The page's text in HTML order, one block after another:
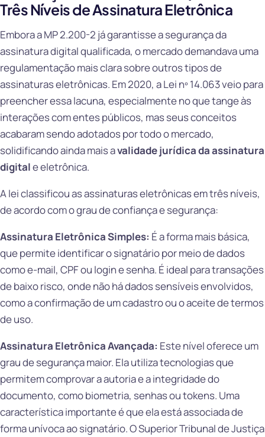
Três Níveis de Assinatura Eletrônica
Embora a MP 2.200-2 já garantisse a segurança da
assinatura digital qualificada, o mercado demandava uma
regulamentação mais clara sobre outros tipos de
assinaturas eletrônicas. Em 2020, a Lei nº 14.063 veio para
preencher essa lacuna, especialmente no que tange às
interações com entes públicos, mas seus conceitos
acabaram sendo adotados por todo o mercado,
solidificando ainda mais avalidade jurídica da assinatura
digitale eletrônica.
A lei classificou as assinaturas eletrônicas em três níveis,
de acordo com o grau de confiança e segurança:
Assinatura Eletrônica Simples: É a forma mais básica,
que permite identificar o signatário por meio de dados
como e-mail, CPF ou login e senha. É ideal para transações
de baixo risco, onde não há dados sensíveis envolvidos,
como a confirmação de um cadastro ou o aceite de termos
de uso.
Assinatura Eletrônica Avançada: Este nível oferece um
grau de segurança maior. Ela utiliza tecnologias que
permitem comprovar a autoria e a integridade do
documento, como biometria, senhas ou tokens. Uma
característica importante é que ela está associada de
forma unívoca ao signatário. O Superior Tribunal de Justiça